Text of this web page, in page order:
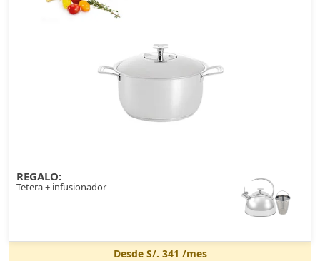
REGALO:
Tetera + infusionador
Desde S/. 341 /mes